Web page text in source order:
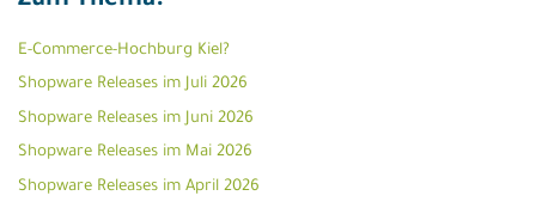
E-Commerce-Hochburg Kiel?
Shopware Releases im Juli 2026
Shopware Releases im Juni 2026
Shopware Releases im Mai 2026
Shopware Releases im April 2026